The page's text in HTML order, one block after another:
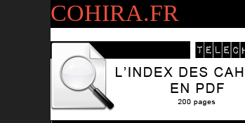
COHIRA.FR